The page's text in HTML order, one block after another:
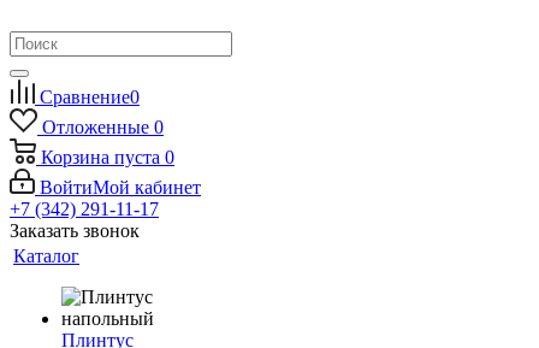
Сравнение0
Отложенные 0
Корзина пуста 0
ВойтиМой кабинет
+7 (342) 291-11-17
Заказать звонок
Каталог
Плинтус